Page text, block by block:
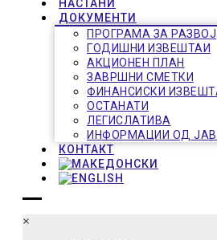
НАСТАНИ
ДОКУМЕНТИ
ПРОГРАМА ЗА РАЗВОЈ
ГОДИШНИ ИЗВЕШТАИ
АКЦИОНЕН ПЛАН
ЗАВРШНИ СМЕТКИ
ФИНАНСИСКИ
ОСТАНАТИ
ЛЕГИСЛАТИВА
ИНФОРМАЦИИ ОД
КОНТАКТ
×